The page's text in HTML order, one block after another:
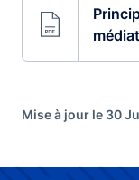
Mise à jour le 30